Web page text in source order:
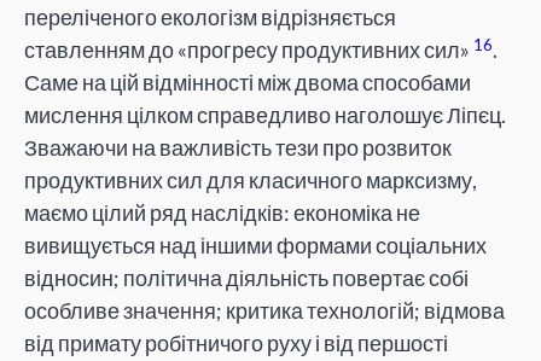
переліченого екологізм відрізняється
ставленням до «прогресу продуктивних сил» 16.
Саме на цій відмінності між двома способами
мислення цілком справедливо наголошує Ліпєц.
Зважаючи на важливість тези про розвиток
продуктивних сил для класичного марксизму,
маємо цілий ряд наслідків: економіка не
вивищується над іншими формами соціальних
відносин; політична діяльність повертає собі
особливе значення; критика технологій; відмова
від примату робітничого руху і від першості